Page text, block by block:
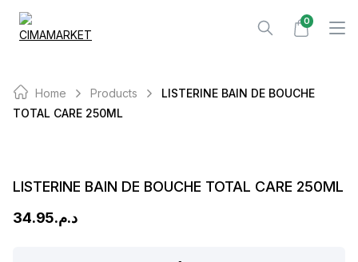
Skip
0
Home Products
LISTERINE BAIN DE BOUCHE
TOTAL CARE 250ML
LISTERINE BAIN DE BOUCHE TOTAL CARE 250ML
د.م.34.95